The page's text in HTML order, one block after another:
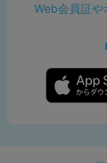
Web会員証